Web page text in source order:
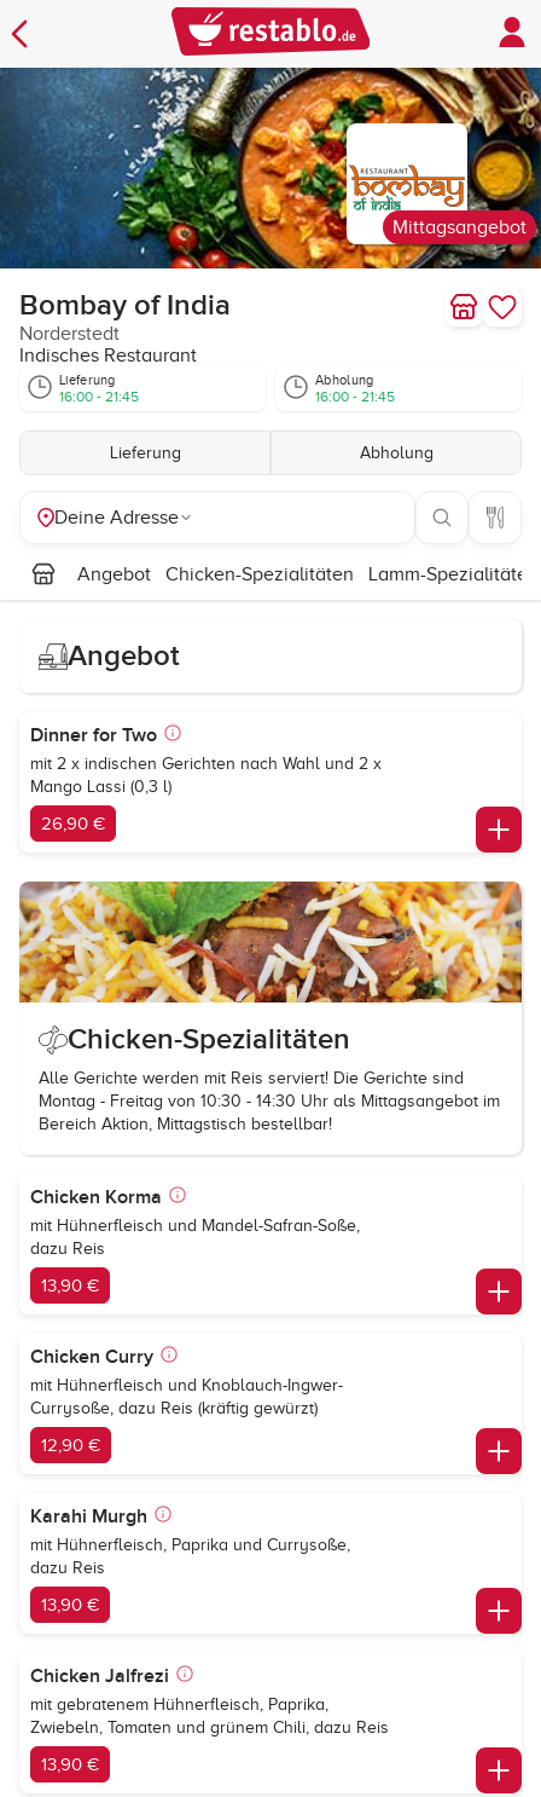
Mittagsangebot
Bombay of India
Norderstedt
Indisches Restaurant
Lieferung
16:00 - 21:45
Abholung
16:00 - 21:45
Lieferung Abholung
Deine Adresse
Angebot Chicken-Spezialitäten Lamm-Spezialitäten
Angebot
Dinner for Two
mit 2 x indischen Gerichten nach Wahl und 2 x
Mango Lassi (0,3 l)
26,90 €
Chicken-Spezialitäten
Alle Gerichte werden mit Reis serviert! Die Gerichte sind
Montag - Freitag von 10:30 - 14:30 Uhr als Mittagsangebot im
Bereich Aktion, Mittagstisch bestellbar!
Chicken Korma
mit Hühnerfleisch und Mandel-Safran-Soße,
dazu Reis
13,90 €
Chicken Curry
mit Hühnerfleisch und Knoblauch-Ingwer-
Currysoße, dazu Reis (kräftig gewürzt)
12,90 €
Karahi Murgh
mit Hühnerfleisch, Paprika und Currysoße,
dazu Reis
13,90 €
Chicken Jalfrezi
mit gebratenem Hühnerfleisch, Paprika,
Zwiebeln, Tomaten und grünem Chili, dazu Reis
13,90 €